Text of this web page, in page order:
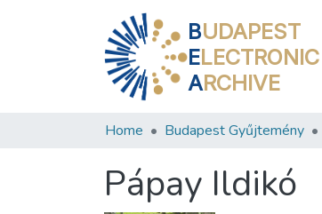
BUDAPEST
ELECTRONIC
ARCHIVE
Home Budapest Gyűjtemény
Pápay Ildikó